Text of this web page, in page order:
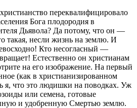
переквалифицировало
Бога плодородия в
Дьявола? Да потому, что он —
такая, несли жизнь на землю. И
Кто несогласный —
Естественно он христианам
на его изображение. На первый
(как в христианизированном
я, что это людишки на поводках. Уж
или семена, готовые
и удобренную Смертью землю.